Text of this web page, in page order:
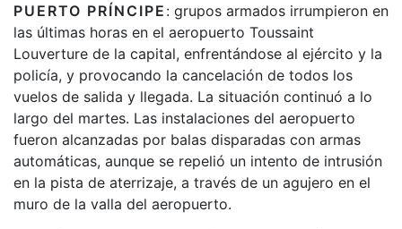
PUERTO PRÍNCIPE : grupos armados irrumpieron en
las últimas horas en el aeropuerto Toussaint
Louverture de la capital, enfrentándose al ejército y la
policía, y provocando la cancelación de todos los
vuelos de salida y llegada. La situación continuó a lo
largo del martes. Las instalaciones del aeropuerto
fueron alcanzadas por balas disparadas con armas
automáticas, aunque se repelió un intento de intrusión
en la pista de aterrizaje, a través de un agujero en el
muro de la valla del aeropuerto.